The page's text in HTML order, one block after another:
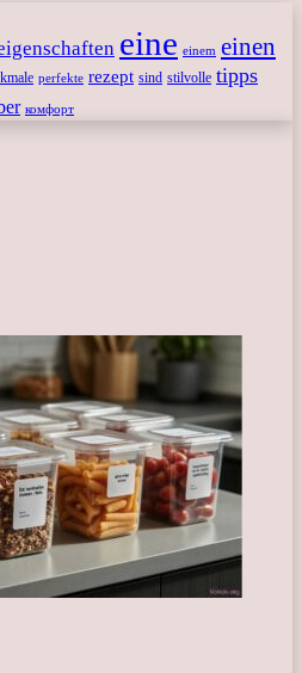
eine einem einen
perfekte rezept sind stilvolle tipps
комфорт